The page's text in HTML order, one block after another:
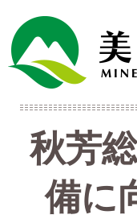
秋芳
備に